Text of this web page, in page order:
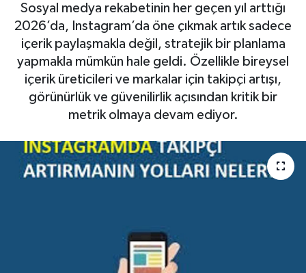
Sosyal medya rekabetinin her geçen yıl arttığı
2026’da, Instagram’da öne çıkmak artık sadece
içerik paylaşmakla değil, stratejik bir planlama
yapmakla mümkün hale geldi. Özellikle bireysel
içerik üreticileri ve markalar için takipçi artışı,
görünürlük ve güvenilirlik açısından kritik bir
metrik olmaya devam ediyor.